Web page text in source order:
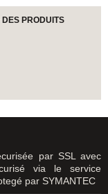
PRODUITS
par SSL avec
via le service
par SYMANTEC